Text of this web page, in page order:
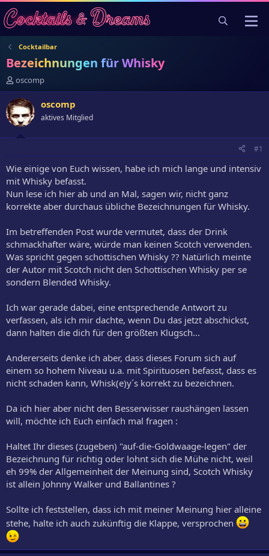
Cocktailbar
Bezeichnungen für Whisky
E
r
s
t
e
r
oscomp
oscomp
aktives Mitglied
#1
Wie einige von Euch wissen, habe ich mich lange und intensiv
mit Whisky befasst.
Nun lese ich hier ab und an Mal, sagen wir, nicht ganz
korrekte aber durchaus übliche Bezeichnungen für Whisky.
Im betreffenden Post wurde vermutet, dass der Drink
schmackhafter wäre, würde man keinen Scotch verwenden.
Was spricht gegen schottischen Whisky ?? Natürlich meinte
der Autor mit Scotch nicht den Schottischen Whisky per se
sondern Blended Whisky.
Ich war gerade dabei, eine entsprechende Antwort zu
verfassen, als ich mir dachte, wenn Du das jetzt abschickst,
dann halten die dich für den größten Klugsch...
Andererseits denke ich aber, dass dieses Forum sich auf
einem so hohem Niveau u.a. mit Spirituosen befasst, dass es
nicht schaden kann, Whisk(e)y´s korrekt zu bezeichnen.
Da ich hier aber nicht den Besserwisser raushängen lassen
will, möchte ich Euch einfach mal fragen :
Haltet Ihr dieses (zugeben) "auf-die-Goldwaage-legen" der
Bezeichnung für richtig oder lohnt sich die Mühe nicht, weil
eh 99% der Allgemeinheit der Meinung sind, Scotch Whisky
ist allein Johnny Walker und Ballantines ?
Sollte ich feststellen, dass ich mit meiner Meinung hier alleine
stehe, halte ich auch zukünftig die Klappe, versprochen